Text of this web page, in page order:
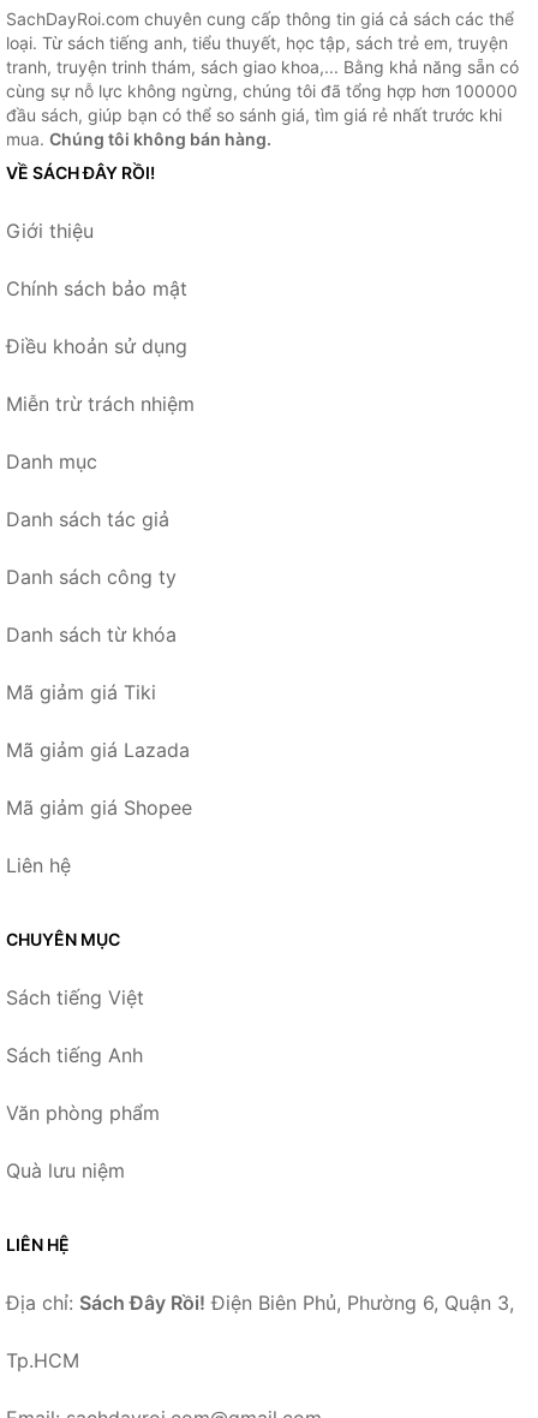
SachDayRoi.com chuyên cung cấp thông tin giá cả sách các thể
loại. Từ sách tiếng anh, tiểu thuyết, học tập, sách trẻ em, truyện
tranh, truyện trinh thám, sách giao khoa,... Bằng khả năng sẵn có
cùng sự nỗ lực không ngừng, chúng tôi đã tổng hợp hơn 100000
đầu sách, giúp bạn có thể so sánh giá, tìm giá rẻ nhất trước khi
mua. Chúng tôi không bán hàng.
VỀ SÁCH ĐÂY RỒI!
Giới thiệu
Chính sách bảo mật
Điều khoản sử dụng
Miễn trừ trách nhiệm
Danh mục
Danh sách tác giả
Danh sách công ty
Danh sách từ khóa
Mã giảm giá Tiki
Mã giảm giá Lazada
Mã giảm giá Shopee
Liên hệ
CHUYÊN MỤC
Sách tiếng Việt
Sách tiếng Anh
Văn phòng phẩm
Quà lưu niệm
LIÊN HỆ
Địa chỉ: Sách Đây Rồi! Điện Biên Phủ, Phường 6, Quận 3,
Tp.HCM